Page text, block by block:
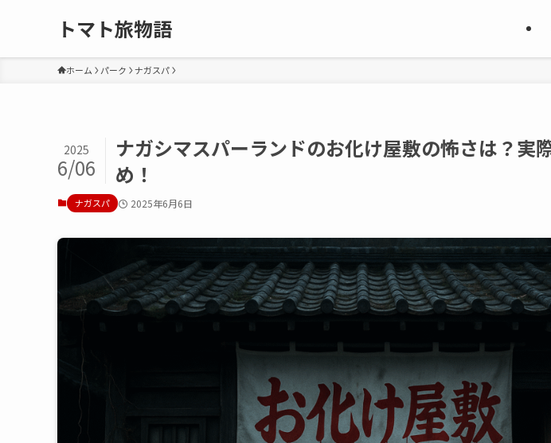
トマト旅物語
ホーム パーク ナガスパ
ナガシマスパーランドのお化け屋敷の怖さは？実
め！
2025
6/06
ナガスパ 2025年6月6日